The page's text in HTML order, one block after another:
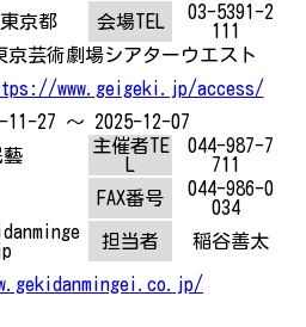
東京都 会場TEL
03-5391-2
111
京芸術劇場シアターウエスト
www.geigeki.jp/access/
11-27 ～ 2025-12-07
藝
主催者TE
044-987-7
711
FAX番号
044-986-0
034
担当者
稲谷善太